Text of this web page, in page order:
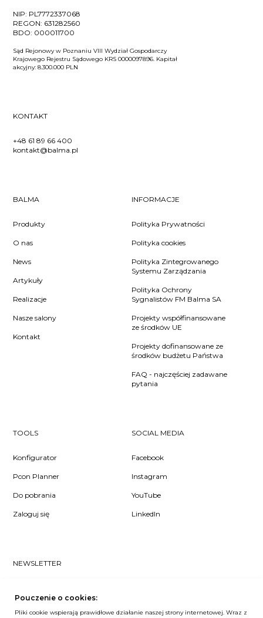
NIP: PL7772337068
REGON: 631282560
BDO: 000011700
Sąd Rejonowy w Poznaniu VIII Wydział Gospodarczy
Krajowego Rejestru Sądowego KRS 0000097896. Kapitał
akcyjny: 8.300.000 PLN
KONTAKT
+48 61 89 66 400
kontakt@balma.pl
BALMA
Produkty
O nas
News
Artykuły
Realizacje
Nasze salony
Kontakt
INFORMACJE
Polityka Prywatności
Polityka cookies
Polityka Zintegrowanego
Systemu Zarządzania
Polityka Ochrony
Sygnalistów FM Balma SA
Projekty współfinansowane
ze środków UE
Projekty dofinansowane ze
środków budżetu Państwa
FAQ - najczęściej zadawane
pytania
TOOLS
Konfigurator
Pcon Planner
Do pobrania
Zaloguj się
SOCIAL MEDIA
Facebook
Instagram
YouTube
LinkedIn
NEWSLETTER
się do naszego #nospam newslettera!
ZAPISZ MNIE
Pouczenie o cookies:
Pliki cookie wspierają prawidłowe działanie naszej strony internetowej. Wraz z